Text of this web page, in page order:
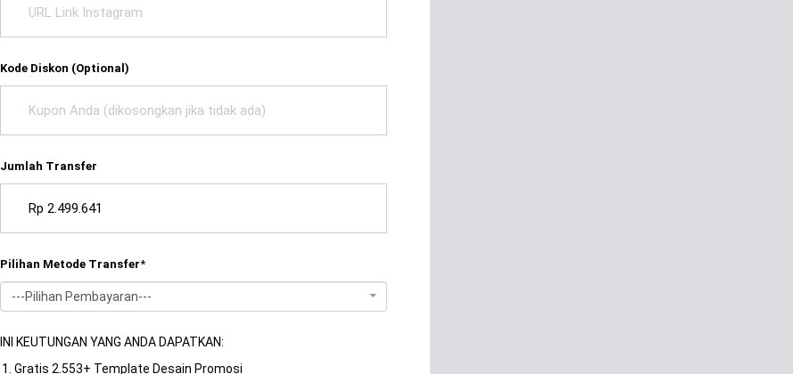
Kode Diskon (Optional)
Jumlah Transfer
Pilihan Metode Transfer*
---Pilihan Pembayaran---
INI KEUTUNGAN YANG ANDA DAPATKAN:
Gratis 2.553+ Template Desain Promosi